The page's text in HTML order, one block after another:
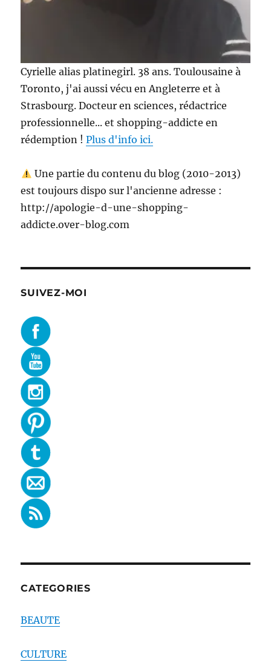
Cyrielle alias platinegirl. 38 ans. Toulousaine à
Toronto, j'ai aussi vécu en Angleterre et à
Strasbourg. Docteur en sciences, rédactrice
professionnelle... et shopping-addicte en
rédemption !Plus d'info ici.
Une partie du contenu du blog (2010-2013)
est toujours dispo sur l'ancienne adresse :
http://apologie-d-une-shopping-
addicte.over-blog.com
SUIVEZ-MOI
CATEGORIES
BEAUTE
CULTURE